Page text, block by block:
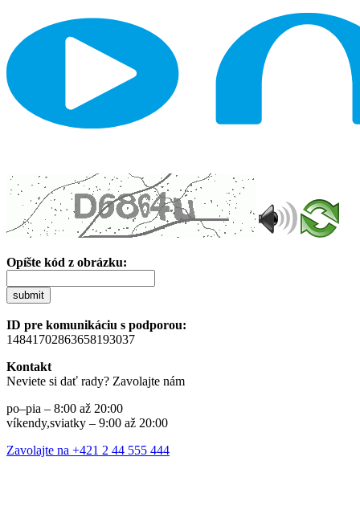
Opíšte kód z obrázku:
submit
ID pre komunikáciu s podporou:
14841702863658193037
Kontakt
Neviete si dať rady? Zavolajte nám
po–pia – 8:00 až 20:00
víkendy,sviatky – 9:00 až 20:00
Zavolajte na +421 2 44 555 444